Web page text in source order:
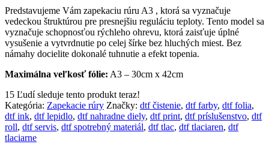
Predstavujeme Vám zapekaciu rúru A3 , ktorá sa vyznačuje
vedeckou štruktúrou pre presnejšiu reguláciu teploty. Tento model sa
vyznačuje schopnosťou rýchleho ohrevu, ktorá zaisťuje úplné
vysušenie a vytvrdnutie po celej šírke bez hluchých miest. Bez
námahy docielite dokonalé tuhnutie a efekt topenia.
Maximálna veľkosť fólie: A3 – 30cm x 42cm
15 Ľudí sleduje tento produkt teraz!
Kategória: Zapekacie rúry Značky: dtf čistenie, dtf farby, dtf folia,
dtf ink, dtf lepidlo, dtf nahradne diely, dtf print, dtf príslušenstvo, dtf
roll, dtf servis, dtf spotrebný materiál, dtf tlac, dtf tlaciaren, dtf
tlaciarne